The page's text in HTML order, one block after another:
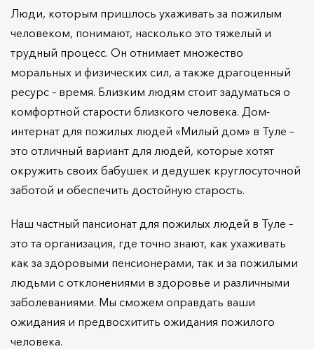
Люди, которым пришлось ухаживать за пожилым
человеком, понимают, насколько это тяжелый и
трудный процесс. Он отнимает множество
моральных и физических сил, а также драгоценный
ресурс – время. Близким людям стоит задуматься о
комфортной старости близкого человека. Дом-
интернат для пожилых людей «Милый дом» в Туле –
это отличный вариант для людей, которые хотят
окружить своих бабушек и дедушек круглосуточной
заботой и обеспечить достойную старость.
Наш частный пансионат для пожилых людей в Туле –
это та организация, где точно знают, как ухаживать
как за здоровыми пенсионерами, так и за пожилыми
людьми с отклонениями в здоровье и различными
заболеваниями. Мы сможем оправдать ваши
ожидания и предвосхитить ожидания пожилого
человека.